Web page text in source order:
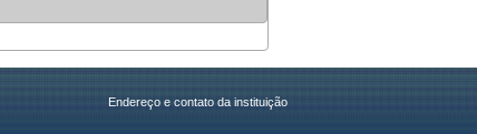
Endereço e contato da instituição